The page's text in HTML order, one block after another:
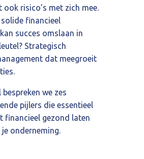
ook risico’s met zich mee.
financieel
succes omslaan in
Strategisch
dat meegroeit
we zes
pijlers die essentieel
financieel gezond laten
onderneming.